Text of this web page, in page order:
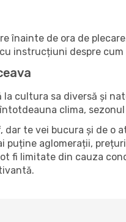
înainte de ora de
instrucțiuni despre
cultura sa diversă și
clima,
te vei bucura și de o
aglomerații,
fi limitate din cauza